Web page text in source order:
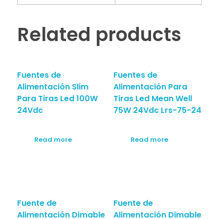
Related products
Fuentes de
Alimentación Slim
Para Tiras Led 100W
24Vdc
Read more
Fuentes de
Alimentación Para
Tiras Led Mean Well
75W 24Vdc Lrs-75-24
Read more
Fuente de
Alimentación Dimable
Fuente de
Alimentación Dimable